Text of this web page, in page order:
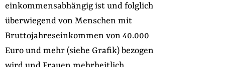
einkommensabhängig ist und folglich
überwiegend von Menschen mit
Bruttojahreseinkommen von 40.000
Euro und mehr (siehe Grafik) bezogen